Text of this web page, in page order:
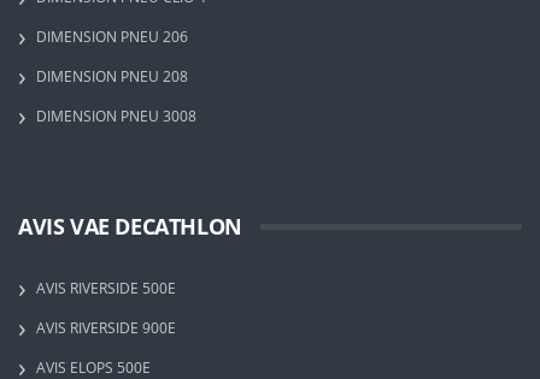
DIMENSION PNEU 206
DIMENSION PNEU 208
DIMENSION PNEU 3008
AVIS VAE DECATHLON
AVIS RIVERSIDE 500E
AVIS RIVERSIDE 900E
AVIS ELOPS 500E